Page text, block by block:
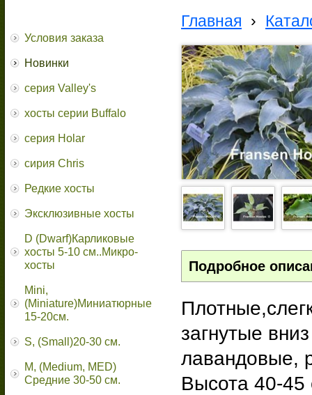
Условия заказа
Новинки
серия Valley's
хосты серии Buffalo
серия Holar
сирия Chris
Редкие хосты
Эксклюзивные хосты
D (Dwarf)Карликовые
хосты 5-10 см..Микро-
хосты
Mini,
(Miniature)Миниатюрные
15-20см.
S, (Small)20-30 см.
M, (Medium, MED)
Средние 30-50 см.
Главная ›
Подробное
загнутые
лавандовые,
Высота 40-45